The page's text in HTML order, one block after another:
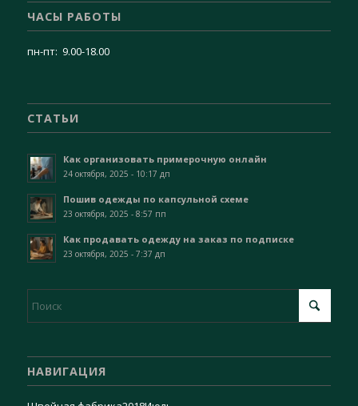
ЧАСЫ РАБОТЫ
пн-пт: 9.00-18.00
СТАТЬИ
Как организовать примерочную онлайн
24 октября, 2025 - 10:17 дп
Пошив одежды по капсульной схеме
23 октября, 2025 - 8:57 пп
Как продавать одежду на заказ по подписке
23 октября, 2025 - 7:37 дп
НАВИГАЦИЯ